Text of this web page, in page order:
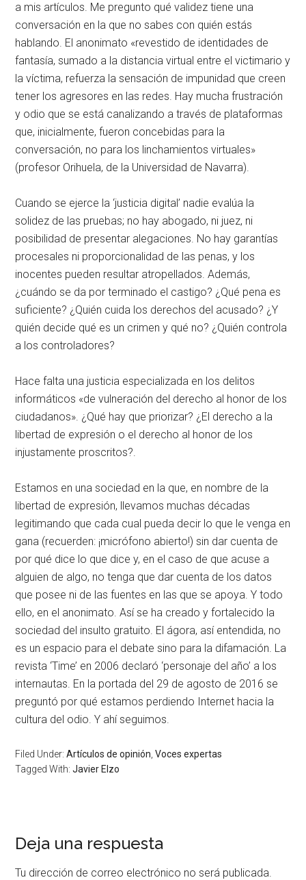
a mis artículos. Me pregunto qué validez tiene una
conversación en la que no sabes con quién estás
hablando. El anonimato «revestido de identidades de
fantasía, sumado a la distancia virtual entre el victimario y
la víctima, refuerza la sensación de impunidad que creen
tener los agresores en las redes. Hay mucha frustración
y odio que se está canalizando a través de plataformas
que, inicialmente, fueron concebidas para la
conversación, no para los linchamientos virtuales»
(profesor Orihuela, de la Universidad de Navarra).
Cuando se ejerce la ‘justicia digital’ nadie evalúa la
solidez de las pruebas; no hay abogado, ni juez, ni
posibilidad de presentar alegaciones. No hay garantías
procesales ni proporcionalidad de las penas, y los
inocentes pueden resultar atropellados. Además,
¿cuándo se da por terminado el castigo? ¿Qué pena es
suficiente? ¿Quién cuida los derechos del acusado? ¿Y
quién decide qué es un crimen y qué no? ¿Quién controla
a los controladores?
Hace falta una justicia especializada en los delitos
informáticos «de vulneración del derecho al honor de los
ciudadanos». ¿Qué hay que priorizar? ¿El derecho a la
libertad de expresión o el derecho al honor de los
injustamente proscritos?.
Estamos en una sociedad en la que, en nombre de la
libertad de expresión, llevamos muchas décadas
legitimando que cada cual pueda decir lo que le venga en
gana (recuerden: ¡micrófono abierto!) sin dar cuenta de
por qué dice lo que dice y, en el caso de que acuse a
alguien de algo, no tenga que dar cuenta de los datos
que posee ni de las fuentes en las que se apoya. Y todo
ello, en el anonimato. Así se ha creado y fortalecido la
sociedad del insulto gratuito. El ágora, así entendida, no
es un espacio para el debate sino para la difamación. La
revista ‘Time’ en 2006 declaró ‘personaje del año’ a los
internautas. En la portada del 29 de agosto de 2016 se
preguntó por qué estamos perdiendo Internet hacia la
cultura del odio. Y ahí seguimos.
Filed Under:Artículos de opinión ,Voces expertas
Tagged With:Javier Elzo
Deja una respuesta
Tu dirección de correo electrónico no será publicada.